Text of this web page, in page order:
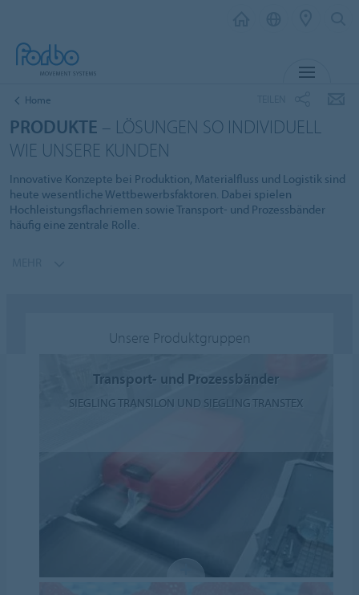
Home
PRODUKTE – LÖSUNGEN SO INDIVIDUELL
WIE UNSERE KUNDEN
Innovative Konzepte bei Produktion, Materialfluss und Logistik sind
heute wesentliche Wettbewerbsfaktoren. Dabei spielen
Hochleistungsflachriemen sowie Transport- und Prozessbänder
häufig eine zentrale Rolle.
Unsere Produktgruppen
Transport- und Prozessbänder
SIEGLING TRANSILON UND SIEGLING TRANSTEX